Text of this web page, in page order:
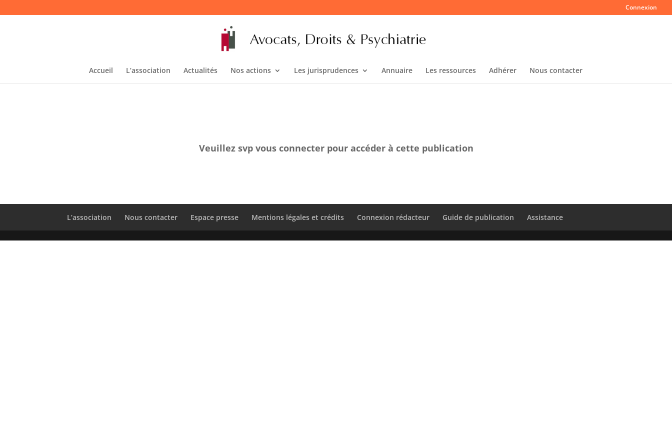
Connexion
Accueil L’association Actualités Nos actions Les jurisprudences Annuaire Les ressources Adhérer Nous contacter
Veuillez svp vous connecter pour accéder à cette publication
L’association Nous contacter Espace presse Mentions légales et crédits Connexion rédacteur Guide de publication Assistance